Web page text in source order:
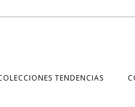
TENDENCIAS